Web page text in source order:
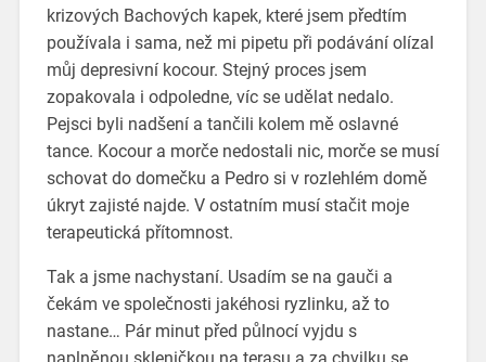
krizových Bachových kapek, které jsem předtím
používala i sama, než mi pipetu při podávání olízal
můj depresivní kocour. Stejný proces jsem
zopakovala i odpoledne, víc se udělat nedalo.
Pejsci byli nadšení a tančili kolem mě oslavné
tance. Kocour a morče nedostali nic, morče se musí
schovat do domečku a Pedro si v rozlehlém domě
úkryt zajisté najde. V ostatním musí stačit moje
terapeutická přítomnost.
Tak a jsme nachystaní. Usadím se na gauči a
čekám ve společnosti jakéhosi ryzlinku, až to
nastane… Pár minut před půlnocí vyjdu s